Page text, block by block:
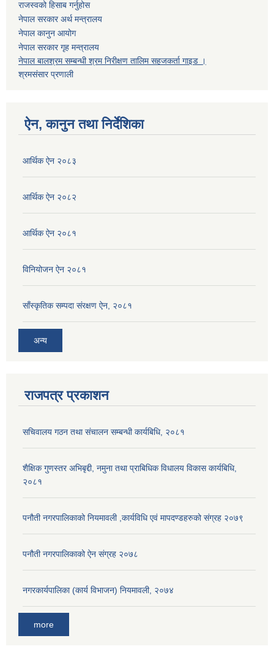
राजस्वको हिसाब गर्नुहोस
नेपाल सरकार अर्थ मन्त्रालय
नेपाल कानुन आयोग
नेपाल सरकार गृह मन्त्रालय
नेपाल बालश्रम सम्बन्धी श्रम निरीक्षण तालिम सहजकर्ता गाइड ।
श्रमसंसार प्रणाली
ऐन, कानुन तथा निर्देशिका
आर्थिक ऐन २०८३
आर्थिक ऐन २०८२
आर्थिक ऐन २०८१
विनियोजन ऐन २०८१
साँस्कृतिक सम्पदा संरक्षण ऐन, २०८१
अन्य
राजपत्र प्रकाशन
सचिवालय गठन तथा संचालन सम्बन्धी कार्यबिधि, २०८१
शैक्षिक गुणस्तर अभिबृद्दी, नमुना तथा प्राबिधिक विधालय विकास कार्यबिधि,
२०८१
पनौती नगरपालिकाको नियमावली ,कार्यविधि एवं मापदण्डहरुको संग्रह २०७९
पनौती नगरपालिकाको ऐन संग्रह २०७८
नगरकार्यपालिका (कार्य विभाजन) नियमावली, २०७४
more